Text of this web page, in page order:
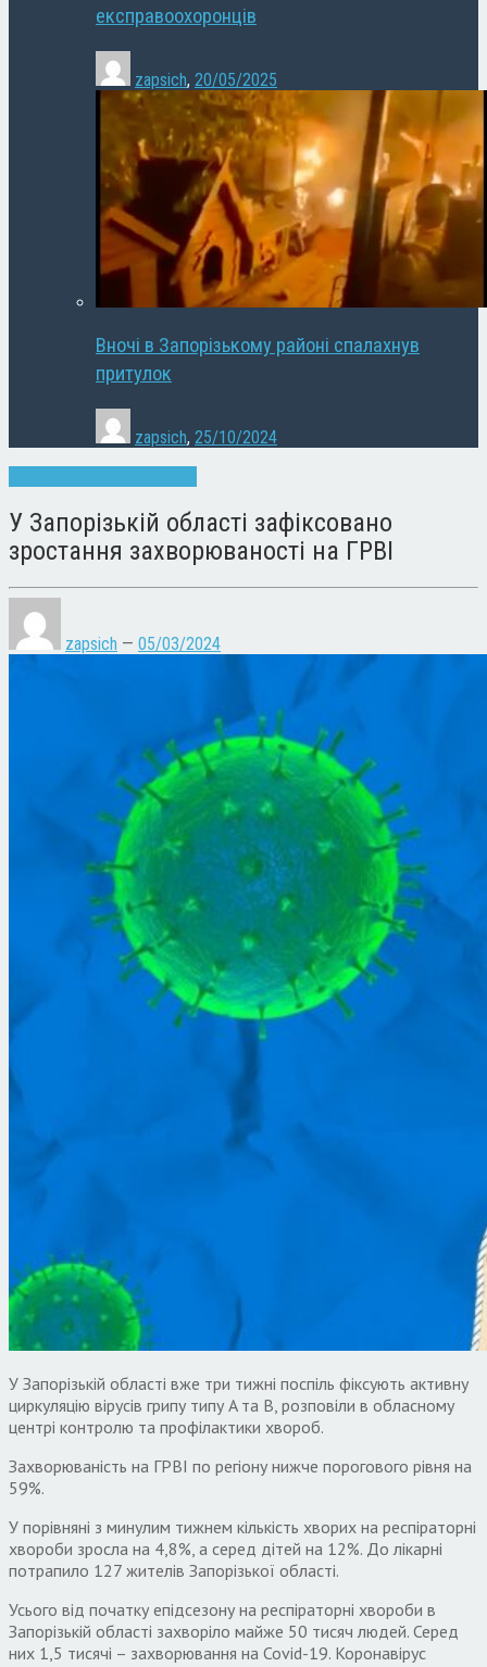
експравоохоронців
zapsich, 20/05/2025
Вночі в Запорізькому районі спалахнув
притулок
zapsich, 25/10/2024
У Запорізькій області зафіксовано
зростання захворюваності на ГРВІ
zapsich — 05/03/2024
У Запорізькій області вже три тижні поспіль фіксують активну
циркуляцію вірусів грипу типу A та B, розповіли в обласному
центрі контролю та профілактики хвороб.
Захворюваність на ГРВІ по регіону нижче порогового рівня на
59%.
У порівняні з минулим тижнем кількість хворих на респіраторні
хвороби зросла на 4,8%, а серед дітей на 12%. До лікарні
потрапило 127 жителів Запорізької області.
Усього від початку епідсезону на респіраторні хвороби в
Запорізькій області захворіло майже 50 тисяч людей. Серед
них 1,5 тисячі – захворювання на Covid-19. Коронавірус